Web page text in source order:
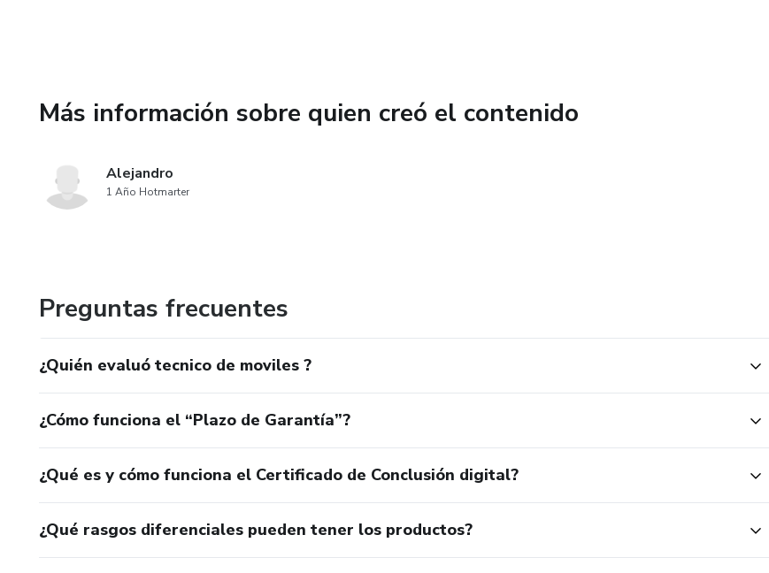
Más información sobre quien creó el contenido
Alejandro
1 Año Hotmarter
Preguntas frecuentes
¿Quién evaluó tecnico de moviles ?
¿Cómo funciona el “Plazo de Garantía”?
¿Qué es y cómo funciona el Certificado de Conclusión digital?
¿Qué rasgos diferenciales pueden tener los productos?